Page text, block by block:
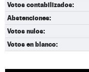
Votos contabilizados:
Abstenciones:
Votos nulos:
Votos en blanco: